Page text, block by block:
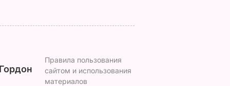
Правила пользования
сайтом и использования
материалов